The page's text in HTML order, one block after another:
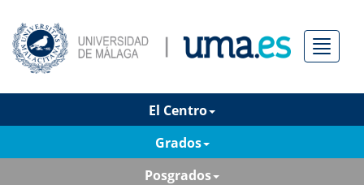
Menú
El Centro
Grados
Posgrados